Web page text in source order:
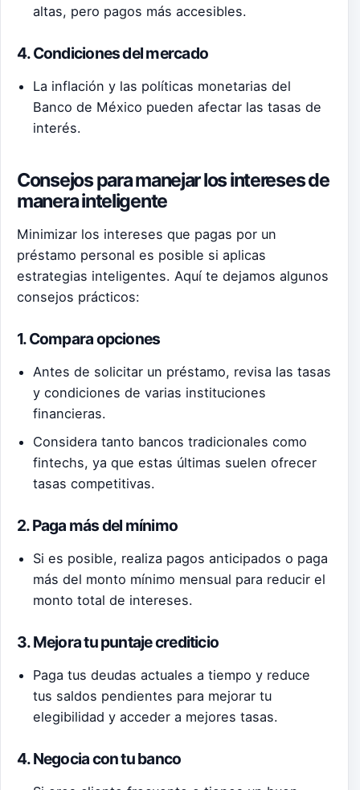
altas, pero pagos más accesibles.
4. Condiciones del mercado
La inflación y las políticas monetarias del
Banco de México pueden afectar las tasas de
interés.
Consejos para manejar los intereses de
manera inteligente
Minimizar los intereses que pagas por un
préstamo personal es posible si aplicas
estrategias inteligentes. Aquí te dejamos algunos
consejos prácticos:
1. Compara opciones
Antes de solicitar un préstamo, revisa las tasas
y condiciones de varias instituciones
financieras.
Considera tanto bancos tradicionales como
fintechs, ya que estas últimas suelen ofrecer
tasas competitivas.
2. Paga más del mínimo
Si es posible, realiza pagos anticipados o paga
más del monto mínimo mensual para reducir el
monto total de intereses.
3. Mejora tu puntaje crediticio
Paga tus deudas actuales a tiempo y reduce
tus saldos pendientes para mejorar tu
elegibilidad y acceder a mejores tasas.
4. Negocia con tu banco